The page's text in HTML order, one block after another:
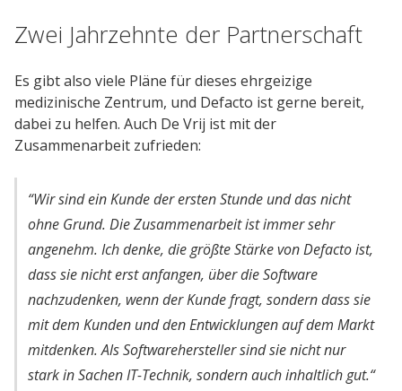
Zwei Jahrzehnte der Partnerschaft
Es gibt also viele Pläne für dieses ehrgeizige
medizinische Zentrum, und Defacto ist gerne bereit,
dabei zu helfen. Auch De Vrij ist mit der
Zusammenarbeit zufrieden:
“Wir sind ein Kunde der ersten Stunde und das nicht
ohne Grund. Die Zusammenarbeit ist immer sehr
angenehm. Ich denke, die größte Stärke von Defacto ist,
dass sie nicht erst anfangen, über die Software
nachzudenken, wenn der Kunde fragt, sondern dass sie
mit dem Kunden und den Entwicklungen auf dem Markt
mitdenken. Als Softwarehersteller sind sie nicht nur
stark in Sachen IT-Technik, sondern auch inhaltlich gut.“